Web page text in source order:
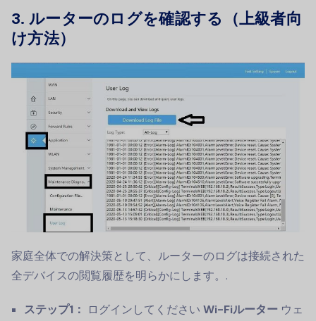
3. ルーターのログを確認する（上級者向
け方法）
家庭全体での解決策として、ルーターのログは接続された
全デバイスの閲覧履歴を明らかにします。.
ステップ1： ログインしてください Wi-Fiルーター ウェ